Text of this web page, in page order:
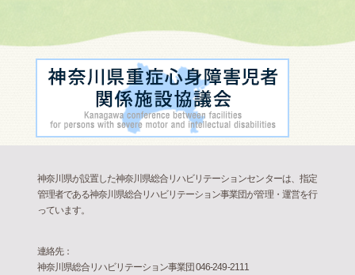
神奈川県が設置した神奈川県総合リハビリテーションセンターは、指定
管理者である神奈川県総合リハビリテーション事業団が管理・運営を行
っています。
連絡先：
神奈川県総合リハビリテーション事業団 046-249-2111